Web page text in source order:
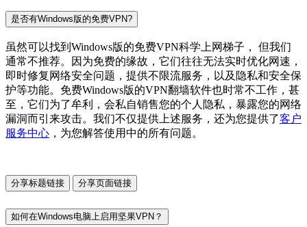
是否有Windows版的免费VPN?
虽然可以找到Windows版的免费VPN科学上网梯子， 但我们
通常不推荐。因为免费的缘故，它们往往无法实时优化网速，
即时修复网络安全问题，提供不限流服务，以及隐私和安全保
护等功能。免费Windows版的VPN翻墙软件也时常不工作，甚
至，它们为了牟利，会私自销售您的个人隐私，暴露您的网络
漏洞而引来攻击。我们不仅提供上述服务，还为您提供了客户
服务中心 ，为您解答使用中的所有问题。
分享标题链接 分享页面链接
如何在Windows电脑上启用坚果VPN？